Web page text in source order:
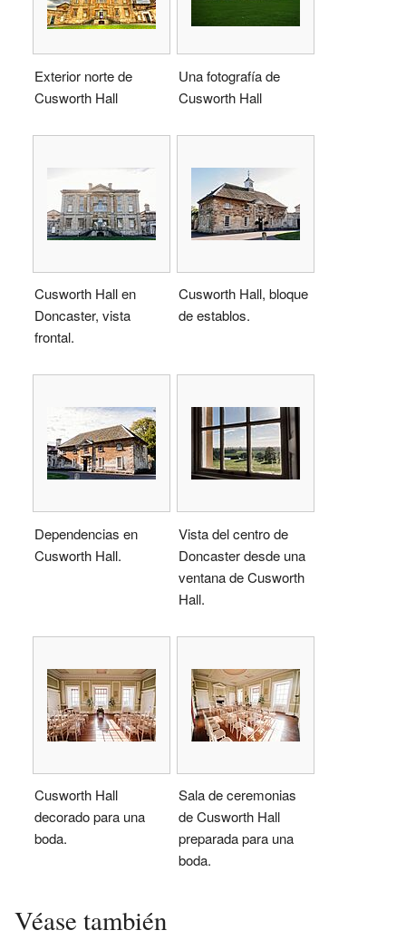
Exterior norte de
Cusworth Hall
Una fotografía de
Cusworth Hall
Cusworth Hall en
Doncaster, vista
frontal.
Cusworth Hall, bloque
de establos.
Dependencias en
Cusworth Hall.
Vista del centro de
Doncaster desde una
ventana de Cusworth
Hall.
Cusworth Hall
decorado para una
boda.
Sala de ceremonias
de Cusworth Hall
preparada para una
boda.
Véase también